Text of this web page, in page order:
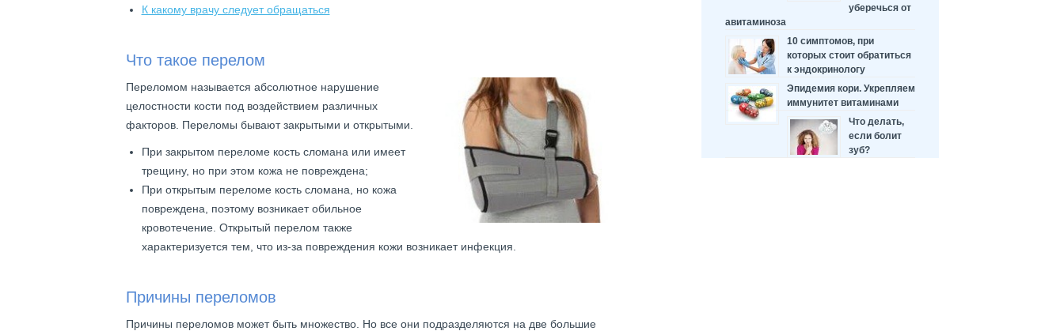
К какому врачу следует обращаться
Что такое перелом
Переломом называется абсолютное нарушение
целостности кости под воздействием различных
факторов. Переломы бывают закрытыми и открытыми.
При закрытом переломе кость сломана или имеет
трещину, но при этом кожа не повреждена;
При открытым переломе кость сломана, но кожа
повреждена, поэтому возникает обильное
кровотечение. Открытый перелом также
характеризуется тем, что из-за повреждения кожи возникает инфекция.
Причины переломов
Причины переломов может быть множество. Но все они подразделяются на две большие
уберечься от
авитаминоза
10 симптомов, при
которых стоит обратиться
к эндокринологу
Эпидемия кори. Укрепляем
иммунитет витаминами
Что делать,
если болит
зуб?